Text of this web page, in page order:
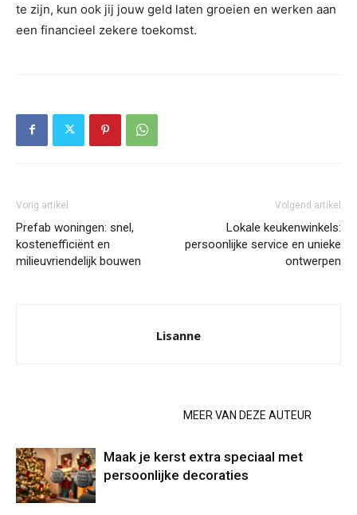
te zijn, kun ook jij jouw geld laten groeien en werken aan
een financieel zekere toekomst.
Vorig artikel
Prefab woningen: snel,
kostenefficiënt en
milieuvriendelijk bouwen
Volgend artikel
Lokale keukenwinkels:
persoonlijke service en unieke
ontwerpen
Lisanne
MEER VAN DEZE AUTEUR
Maak je kerst extra speciaal met
persoonlijke decoraties